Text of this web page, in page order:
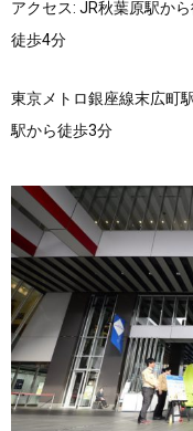
アクセス: JR秋葉原駅か
徒歩4分
東京メトロ銀座線末広町
駅から徒歩3分